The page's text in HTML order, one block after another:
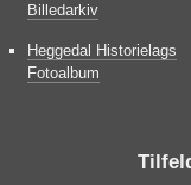
Billedarkiv
Heggedal Historielags
Fotoalbum